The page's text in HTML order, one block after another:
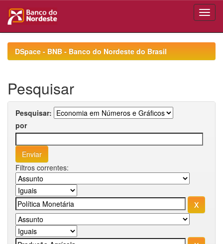
navigationDSpace - BNB - Banco do Nordeste do Brasil
Pesquisar
Pesquisar:
por
Filtros correntes: